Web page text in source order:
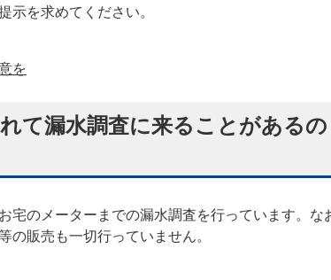
示を求めてください。
を
て漏水調査に来ることがあるの
宅のメーターまでの漏水調査を行っています。な
の販売も一切行っていません。